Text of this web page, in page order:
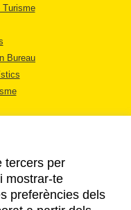
Turisme
Bureau
tercers per
mostrar-te
preferències dels